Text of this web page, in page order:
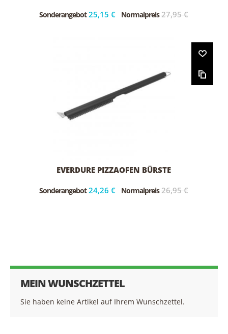
Sonderangebot 25,15 € Normalpreis 27,95 €
EVERDURE PIZZAOFEN BÜRSTE
Sonderangebot 24,26 € Normalpreis 26,95 €
MEIN WUNSCHZETTEL
Sie haben keine Artikel auf Ihrem Wunschzettel.